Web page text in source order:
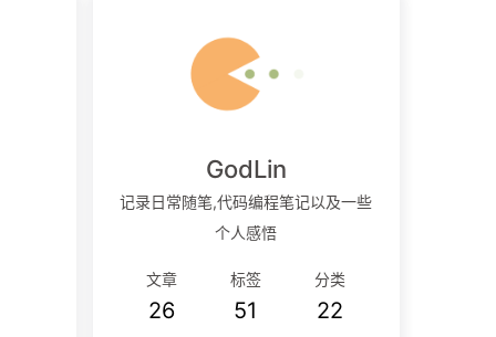
GodLin
记录日常随笔,代码编程笔记以及一些
个人感悟
文章
26
标签
51
分类
22